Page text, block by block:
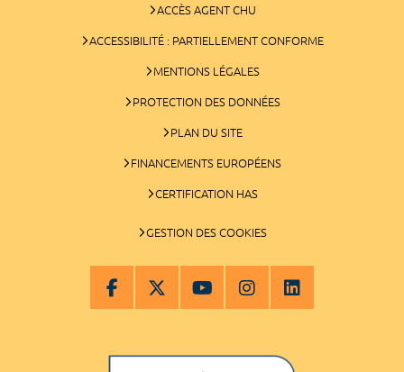
ACCÈS AGENT CHU
ACCESSIBILITÉ : PARTIELLEMENT CONFORME
MENTIONS LÉGALES
PROTECTION DES DONNÉES
PLAN DU SITE
FINANCEMENTS EUROPÉENS
CERTIFICATION HAS
GESTION DES COOKIES